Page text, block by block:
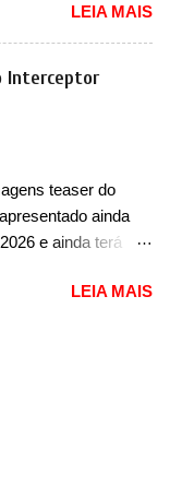
com as
que o Dune será
todo, serão
para todo
Supercharger
de 800cv que
da aventura i...
os proprietários
envolve
da picape
versões com este
uma
ser
sido produzido de
ser solucionado
que “foi
LEIA MAIS
Interceptor
teaser do
ainda
e ainda terá
de JIA)
LEIA MAIS